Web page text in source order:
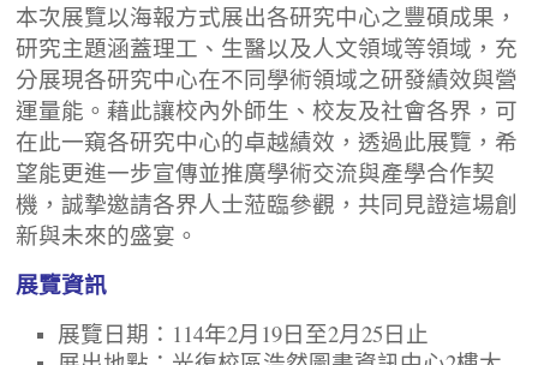
本次展覽以海報方式展出各研究中心之豐碩成果，
研究主題涵蓋理工、生醫以及人文領域等領域，充
分展現各研究中心在不同學術領域之研發績效與營
運量能。藉此讓校內外師生、校友及社會各界，可
在此一窺各研究中心的卓越績效，透過此展覽，希
望能更進一步宣傳並推廣學術交流與產學合作契
機，誠摯邀請各界人士蒞臨參觀，共同見證這場創
新與未來的盛宴。
展覽資訊
展覽日期：114年2月19日至2月25日止